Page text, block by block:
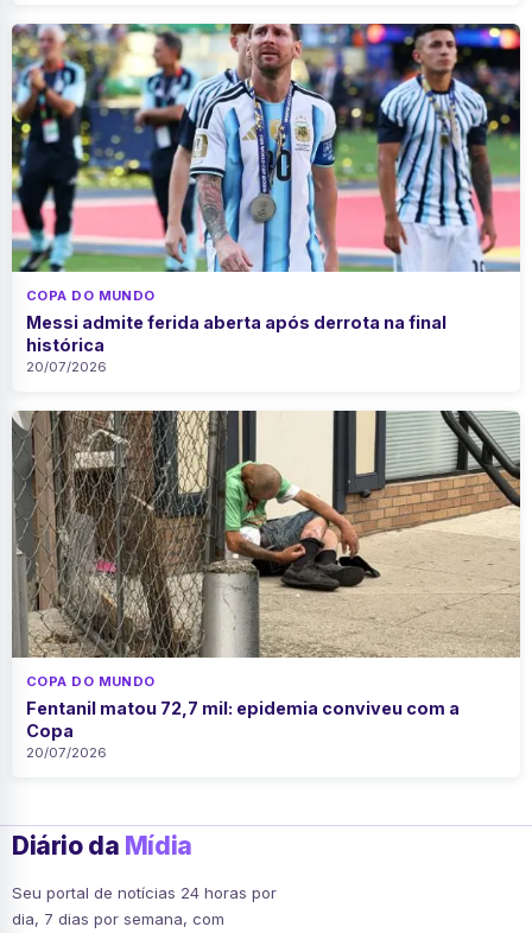
COPA DO MUNDO
Messi admite ferida aberta após derrota na final
histórica
20/07/2026
COPA DO MUNDO
Fentanil matou 72,7 mil: epidemia conviveu com a
Copa
20/07/2026
Diário da Mídia
Seu portal de notícias 24 horas por
dia, 7 dias por semana, com